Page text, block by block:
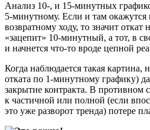
Анализ 10-, и 15-минутных
5-минутному. Если и там
возвратному ходу, то значит
«зацепит» 10-минутный, а тот, в
и начнется что-то вроде цепной
Когда наблюдается такая картина,
отката по 1-минутному графику)
закрытие контракта. В противном
к частичной или полной (если
это уже разворот тренда) потере